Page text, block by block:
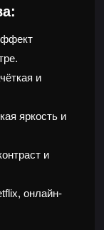
и
яркость и
и
онлайн-